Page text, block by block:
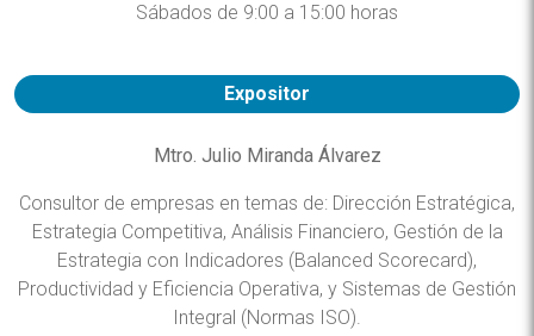
Sábados de 9:00 a 15:00 horas
Expositor
Mtro. Julio Miranda Álvarez
Consultor de empresas en temas de: Dirección Estratégica,
Estrategia Competitiva, Análisis Financiero, Gestión de la
Estrategia con Indicadores (Balanced Scorecard),
Productividad y Eficiencia Operativa, y Sistemas de Gestión
Integral (Normas ISO).